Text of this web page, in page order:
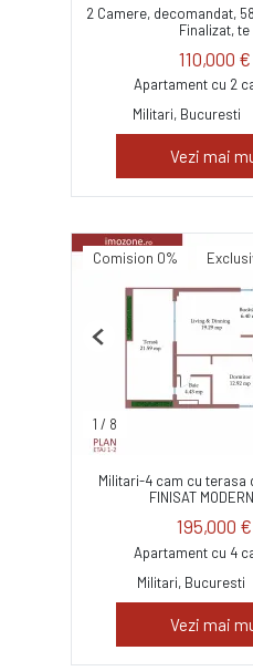
2 Camere, decomandat,
Finalizat,
110,000 €
Apartament cu 2
Militari, Bucuresti
Vezi mai
Comision 0%
1 / 8
Previous
Militari-4 cam cu terasa
FINISAT
195,000 €
Apartament cu 4
Militari, Bucuresti
Vezi mai